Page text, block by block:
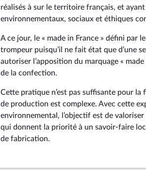
réalisés à sur le territoire français, et
environnementaux, sociaux et éthiques
A ce jour, le « made in France » défini par
trompeur puisqu’il ne fait état que d’une
autoriser l’apposition du marquage «
de la confection.
Cette pratique n’est pas suffisante pour
de production est complexe. Avec cette
environnemental, l’objectif est de
qui donnent la priorité à un savoir-faire
de fabrication.